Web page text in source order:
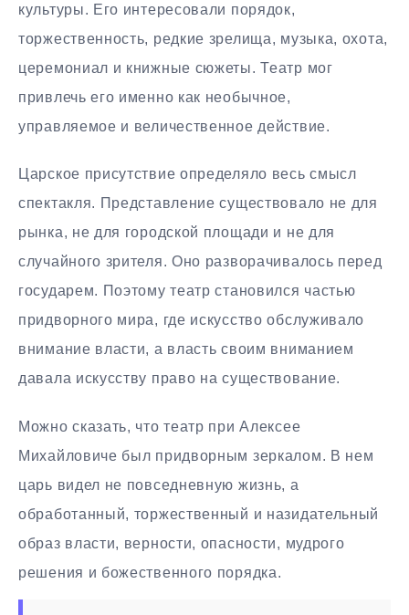
культуры. Его интересовали порядок,
торжественность, редкие зрелища, музыка, охота,
церемониал и книжные сюжеты. Театр мог
привлечь его именно как необычное,
управляемое и величественное действие.
Царское присутствие определяло весь смысл
спектакля. Представление существовало не для
рынка, не для городской площади и не для
случайного зрителя. Оно разворачивалось перед
государем. Поэтому театр становился частью
придворного мира, где искусство обслуживало
внимание власти, а власть своим вниманием
давала искусству право на существование.
Можно сказать, что театр при Алексее
Михайловиче был придворным зеркалом. В нем
царь видел не повседневную жизнь, а
обработанный, торжественный и назидательный
образ власти, верности, опасности, мудрого
решения и божественного порядка.